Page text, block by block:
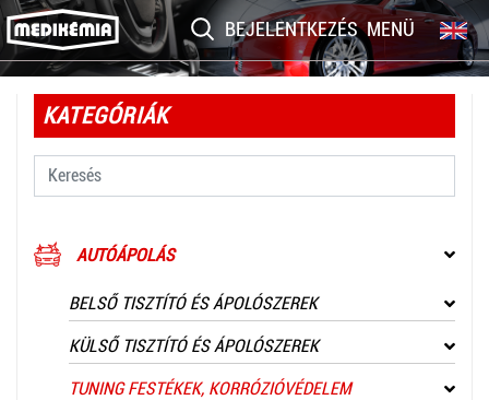
BEJELENTKEZÉS MENÜ
KATEGÓRIÁK
AUTÓÁPOLÁS
BELSŐ TISZTÍTÓ ÉS ÁPOLÓSZEREK
KÜLSŐ TISZTÍTÓ ÉS ÁPOLÓSZEREK
TUNING FESTÉKEK, KORRÓZIÓVÉDELEM